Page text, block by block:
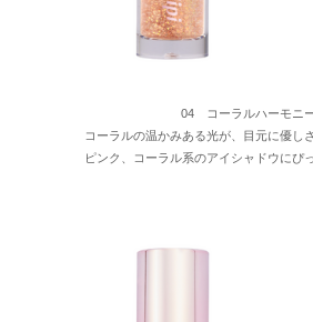
04 コーラルハーモニ
コーラルの温かみある光が、目元に優し
ピンク、コーラル系のアイシャドウにぴ